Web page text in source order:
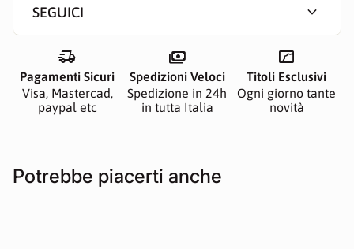
SEGUICI expand_more
delivery_truck_speed
Pagamenti Sicuri
Visa, Mastercad,
paypal etc
payments
Spedizioni Veloci
Spedizione in 24h
in tutta Italia
manga
Titoli Esclusivi
Ogni giorno tante
novità
Potrebbe piacerti anche